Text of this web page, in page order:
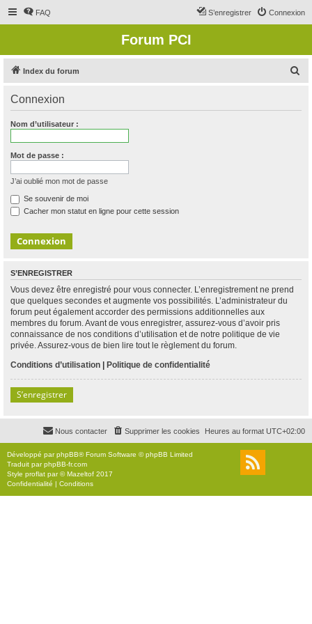
FAQ Connexion
S’enregistrer
Forum PCI
Index du forum
Connexion
Nom d’utilisateur :
Mot de passe :
J’ai oublié mon mot de passe
Se souvenir de moi
Cacher mon statut en ligne pour cette session
S’ENREGISTRER
Vous devez être enregistré pour vous connecter. L’enregistrement ne prend
que quelques secondes et augmente vos possibilités. L’administrateur du
forum peut également accorder des permissions additionnelles aux
membres du forum. Avant de vous enregistrer, assurez-vous d’avoir pris
connaissance de nos conditions d’utilisation et de notre politique de vie
privée. Assurez-vous de bien lire tout le règlement du forum.
Conditions d’utilisation | Politique de confidentialité
S’enregistrer
Heures au format UTC+02:00
Supprimer les cookies
Nous contacter
Développé parphpBB® Forum Software © phpBB Limited
Traduit parphpBB-fr.com
Style proflat par ©Mazeltof 2017
Confidentialité | Conditions